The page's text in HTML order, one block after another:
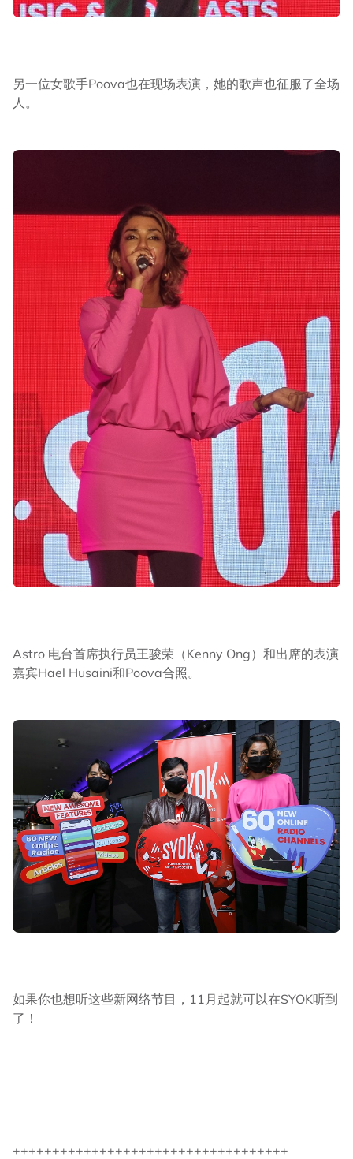
另一位女歌手Poova也在现场表演，她的歌声也征服了全场
人。
Astro 电台首席执行员王骏荣（Kenny Ong）和出席的表演
嘉宾Hael Husaini和Poova合照。
如果你也想听这些新网络节目，11月起就可以在SYOK听到
了！
+++++++++++++++++++++++++++++++++++